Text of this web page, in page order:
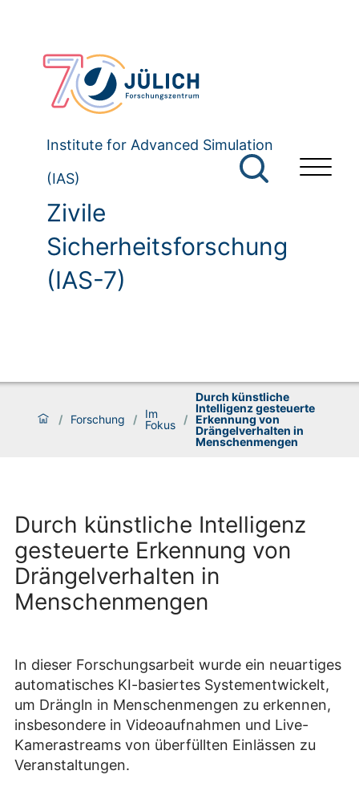
Institute for Advanced Simulation
(IAS)
Zivile
Sicherheitsforschung
(IAS-7)
/ Forschung /
Im
Fokus /
Durch künstliche
Intelligenz gesteuerte
Erkennung von
Drängelverhalten in
Menschenmengen
Durch künstliche Intelligenz
gesteuerte Erkennung von
Drängelverhalten in
Menschenmengen
In dieser Forschungsarbeit wurde ein neuartiges
automatisches KI-basiertes Systementwickelt,
um Drängln in Menschenmengen zu erkennen,
insbesondere in Videoaufnahmen und Live-
Kamerastreams von überfüllten Einlässen zu
Veranstaltungen.